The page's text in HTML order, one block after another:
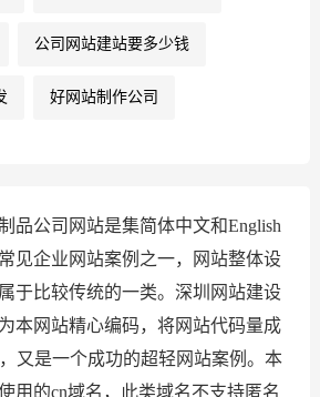
公司网站建站要多少钱
好网站制作公司
品公司网站是集简体中文和English
见企业网站案例之一，网站整体设
于比较传统的一类。深圳网站建设
本网站精心编码，将网站代码量成
又是一个成功的超轻网站案例。本
用的cn域名，此类域名不支持匿名